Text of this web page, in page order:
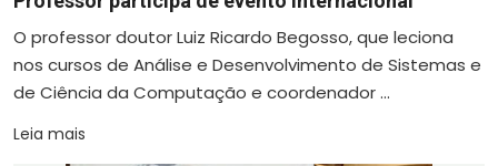
O professor doutor Luiz Ricardo Begosso, que leciona
nos cursos de Análise e Desenvolvimento de Sistemas e
de Ciência da Computação e coordenador ...
Leia mais